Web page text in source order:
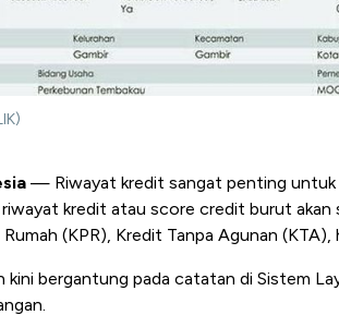
— Riwayat kredit sangat penting untuk
riwayat kredit atau score credit burut akan
(KPR), Kredit Tanpa Agunan (KTA),
kini bergantung pada catatan di Sistem